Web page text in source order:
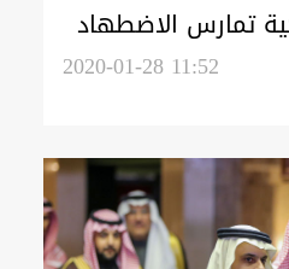
تمارس الاضطهاد
2020-01-28 11:52